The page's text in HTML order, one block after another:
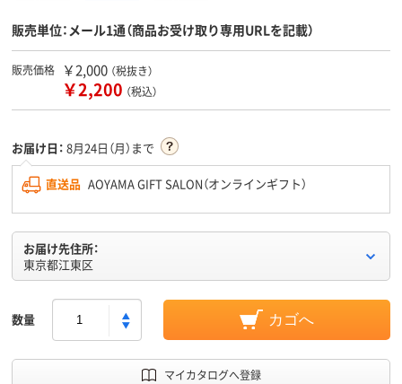
販売単位：メール1通（商品お受け取り専用URLを記載）
販売価格 ￥2,000 （税抜き）
￥2,200 （税込）
お届け日： 8月24日（月）まで
直送品 AOYAMA GIFT SALON（オンラインギフト）
お届け先住所：
東京都江東区
数量 カゴへ
マイカタログへ登録